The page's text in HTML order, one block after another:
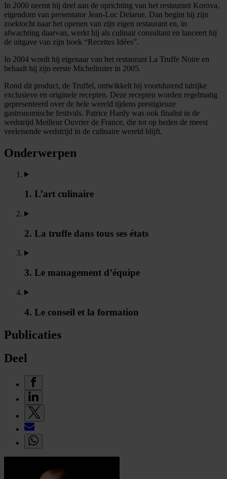
In 2000 neemt hij deel aan de oprichting van het restaurant Korova,
eigendom van presentator Jean-Luc Delarue. Dan begint hij zijn
zoektocht naar het openen van zijn eigen restaurant en, in
afwachting daarvan, werkt hij als culinair consultant en lanceert hij
de uitgave van zijn boek “Recettes Idées”.
In 2004 wordt hij eigenaar van het restaurant La Truffe Noire en
behaalt hij zijn eerste Michelinster in 2005.
Rond dit product, de Truffel, ontwikkelt hij voortdurend talrijke
exclusieve en originele recepten. Deze recepten worden regelmatig
gepresenteerd over de hele wereld tijdens prestigieuze
gastronomische festivals. Patrice Hardy was ook finalist in de
wedstrijd Meilleur Ouvrier de France, die tot op heden de meest
veeleisende wedstrijd in de culinaire wereld blijft.
Onderwerpen
1. L’art culinaire
2. La truffe dans tous ses états
3. Le management d’équipe
4. Le conseil et la formation
Publicaties
Deel